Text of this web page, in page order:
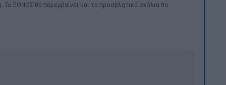
ΕΘΝΟΣ θα παρεμβαίνει και τα προσβλητικά σχόλια θα